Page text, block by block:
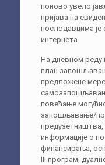
поново увело
пријава на
послодавцима је
интернета.
На дневном реду
план
предложене
повећање
запошљавање/
информације о
финансирања,
III програм,